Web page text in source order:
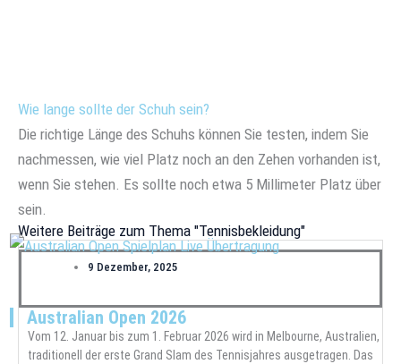
Wie lange sollte der Schuh sein?
Die richtige Länge des Schuhs können Sie testen, indem Sie
nachmessen, wie viel Platz noch an den Zehen vorhanden ist,
wenn Sie stehen. Es sollte noch etwa 5 Millimeter Platz über
sein.
Weitere Beiträge zum Thema "Tennisbekleidung"
9 Dezember, 2025
Australian Open 2026
Vom 12. Januar bis zum 1. Februar 2026 wird in Melbourne, Australien,
traditionell der erste Grand Slam des Tennisjahres ausgetragen. Das